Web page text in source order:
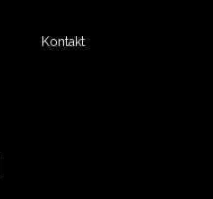
Kontakt